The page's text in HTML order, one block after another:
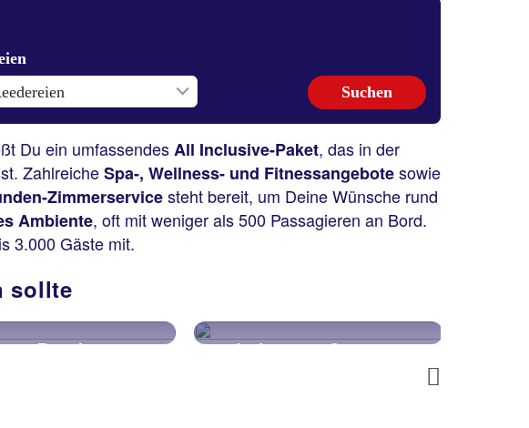
Du ein umfassendesAll Inclusive-Paket, das in der
ZahlreicheSpa-, Wellness- und Fitnessangebotesowie
Zimmerservicesteht bereit, um Deine Wünsche rund
Ambiente, oft mit weniger als 500 Passagieren an Bord.
3.000 Gäste mit.
sollte
Orte kleinere Schiffe